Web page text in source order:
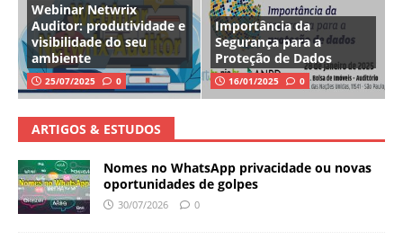
Webinar Netwrix
Auditor: produtividade e
visibilidade do seu
ambiente
25/07/2025 0
Importância da
Segurança para a
Proteção de Dados
16/01/2025 0
ARTIGOS & ESTUDOS
Nomes no WhatsApp privacidade ou novas
oportunidades de golpes
30/07/2026 0